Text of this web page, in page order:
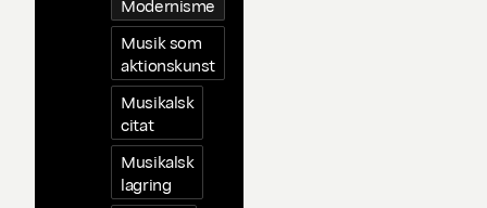
Modernisme
Musik som
aktionskunst
Musikalsk
citat
Musikalsk
lagring